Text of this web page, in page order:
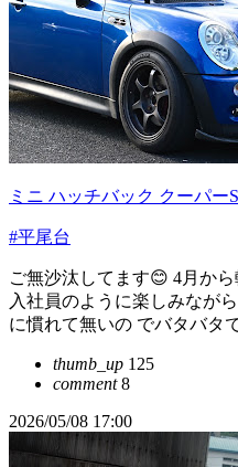
ミニ ハッチバック クーパーS
#平尾台
ご無沙汰してます😊 4月か
入社員のように楽しみなが
に慣れて無いの でバタバタ
thumb_up 125
comment8
2026/05/08 17:00